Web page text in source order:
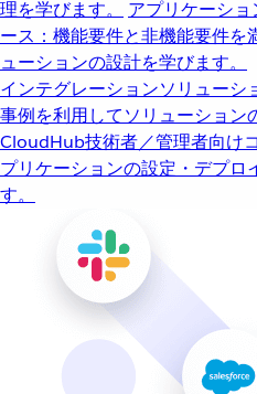
理を学びます。
アプリケーシ
ース：機能要件と非機能要件を
ューションの設計を学びます。
インテグレーションソリューシ
事例を利用してソリューション
CloudHub技術者／管理者向け
プリケーションの設定・デプロ
す。